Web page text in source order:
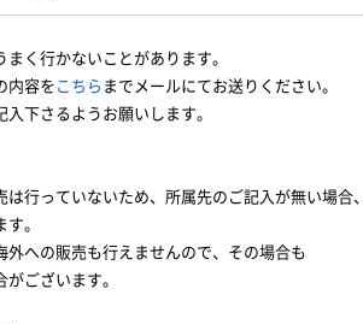
く行かないことがあります。
内容を こちら までメールにてお送りください。
下さるようお願いします。
行っていないため、所属先のご記入が無い場合、
。
外への販売も行えませんので、その場合も
ございます。